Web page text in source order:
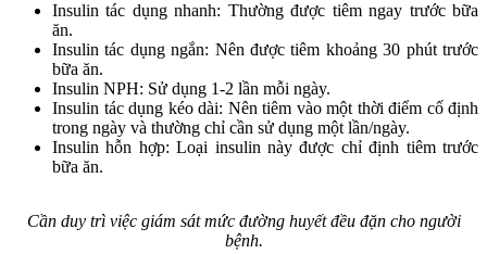
Insulin tác dụng nhanh: Thường được tiêm ngay trước bữa
ăn.
Insulin tác dụng ngắn: Nên được tiêm khoảng 30 phút trước
bữa ăn.
Insulin NPH: Sử dụng 1-2 lần mỗi ngày.
Insulin tác dụng kéo dài: Nên tiêm vào một thời điểm cố định
trong ngày và thường chỉ cần sử dụng một lần/ngày.
Insulin hỗn hợp: Loại insulin này được chỉ định tiêm trước
bữa ăn.
Cần duy trì việc giám sát mức đường huyết đều đặn cho người
bệnh.